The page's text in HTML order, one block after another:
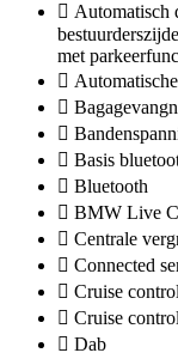
Automatisch
met
Basis
Bluetooth
BMW Live
Centrale
Connected
Cruise
Cruise
Dab